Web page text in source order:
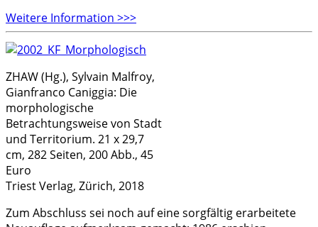
Weitere Information >>>
ZHAW (Hg.), Sylvain Malfroy,
Gianfranco Caniggia: Die
morphologische
Betrachtungsweise von Stadt
und Territorium. 21 x 29,7
cm, 282 Seiten, 200 Abb., 45
Euro
Triest Verlag, Zürich, 2018
Zum Abschluss sei noch auf eine sorgfältig erarbeitete